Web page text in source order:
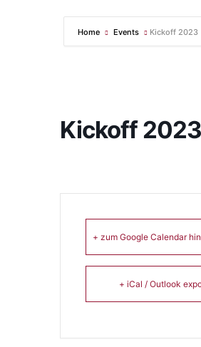
Home Events Kickoff 2023
Kickoff 2023
+ zum Google Calendar
+ iCal / Outlook